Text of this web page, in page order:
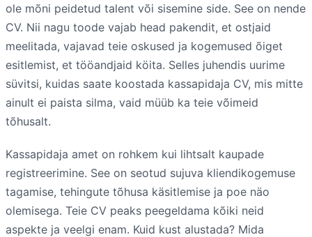
ole mõni peidetud talent või sisemine side. See on nende
CV. Nii nagu toode vajab head pakendit, et ostjaid
meelitada, vajavad teie oskused ja kogemused õiget
esitlemist, et tööandjaid köita. Selles juhendis uurime
süvitsi, kuidas saate koostada kassapidaja CV, mis mitte
ainult ei paista silma, vaid müüb ka teie võimeid
tõhusalt.
Kassapidaja amet on rohkem kui lihtsalt kaupade
registreerimine. See on seotud sujuva kliendikogemuse
tagamise, tehingute tõhusa käsitlemise ja poe näo
olemisega. Teie CV peaks peegeldama kõiki neid
aspekte ja veelgi enam. Kuid kust alustada? Mida